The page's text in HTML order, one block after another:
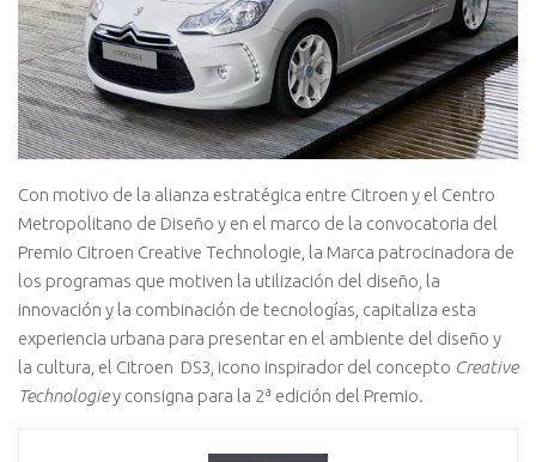
Con motivo de la alianza estratégica entre Citroen y el Centro
Metropolitano de Diseño y en el marco de la convocatoria del
Premio Citroen Creative Technologie, la Marca patrocinadora de
los programas que motiven la utilización del diseño, la
innovación y la combinación de tecnologías, capitaliza esta
experiencia urbana para presentar en el ambiente del diseño y
la cultura, el Citroen DS3, icono inspirador del concepto Creative
Technologiey consigna para la 2ª edición del Premio.